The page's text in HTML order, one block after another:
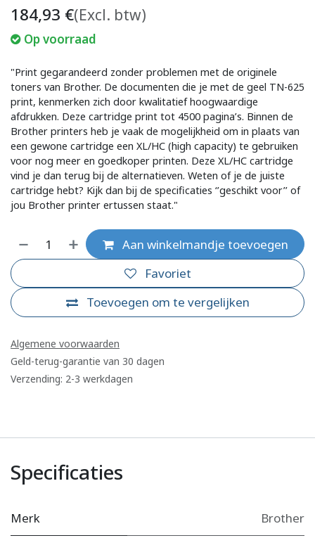
184,93 €(Excl. btw)
Op voorraad
"Print gegarandeerd zonder problemen met de originele
toners van Brother. De documenten die je met de geel TN-625
print, kenmerken zich door kwalitatief hoogwaardige
afdrukken. Deze cartridge print tot 4500 pagina’s. Binnen de
Brother printers heb je vaak de mogelijkheid om in plaats van
een gewone cartridge een XL/HC (high capacity) te gebruiken
voor nog meer en goedkoper printen. Deze XL/HC cartridge
vind je dan terug bij de alternatieven. Weten of je de juiste
cartridge hebt? Kijk dan bij de specificaties ‘’geschikt voor’’ of
jou Brother printer ertussen staat."
Aan winkelmandje toevoegen
Toevoegen om te vergelijken
Favoriet
Algemene voorwaarden
Geld-terug-garantie van 30 dagen
Verzending: 2-3 werkdagen
Specificaties
Merk Brother